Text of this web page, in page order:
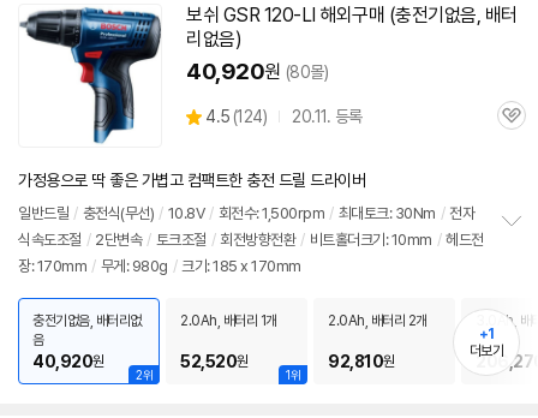
기
보쉬 GSR 120-LI 해외구매 (충전기없음, 배터
리없음)
40,920원 (80몰)
별
4.5 (상
124) 20.11. 등록
관
가정용으로 딱 좋은 가볍고 컴팩트한 충전 드릴 드라이버
일반드릴 / 충전식(무선) / 10.8V / 회전수: 1,500rpm / 최대토크: 30Nm / 전자
식속도조절 / 2단변속 / 토크조절 / 회전방향전환 / 비트홀더크기: 10mm / 헤드전
장: 170mm / 무게: 980g / 크기: 185 x 170mm
치
기
2위
충전기없음, 배터리없
음
40,920원
1위
2.0Ah, 배터리 1개
52,520원
2.0Ah, 배터리 2개
92,810원
3.0Ah, 배
+1
더보기